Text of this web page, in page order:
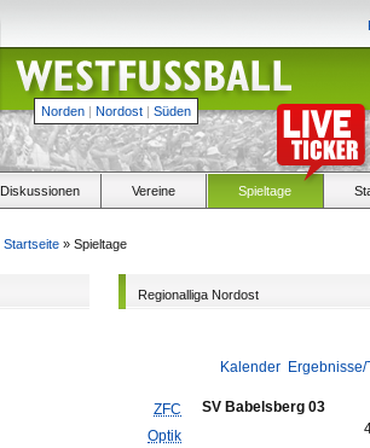
Norden | Nordost | Süden
Diskussionen Vereine Spieltage
Startseite » Spieltage
Regionalliga Nordost
Kalender
ZFC
Optik
SV Babelsberg 03